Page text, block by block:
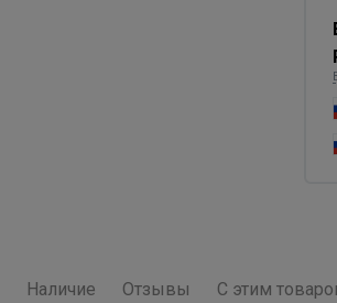
Наличие Отзывы С этим